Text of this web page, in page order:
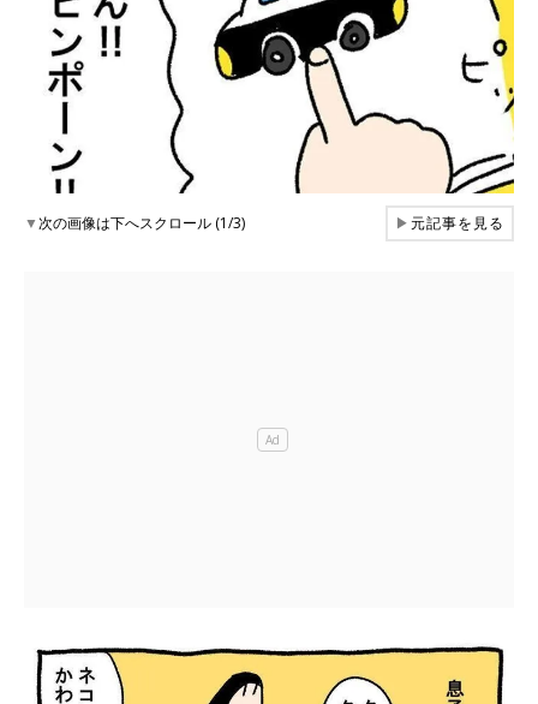
▼次の画像は下へスクロール (1/3) ▶元記事を見る